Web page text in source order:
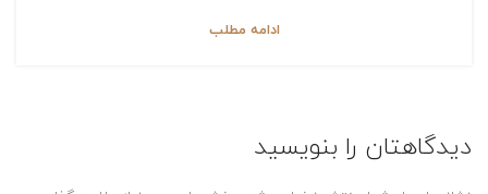
ادامه مطلب
دیدگاهتان را بنویسید